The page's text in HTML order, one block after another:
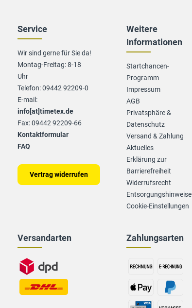
Service
Wir sind gerne für Sie da!
Montag-Freitag: 8-18
Uhr
Telefon: 09442 92209-0
E-mail:
info[at]timetex.de
Fax: 09442 92209-66
Kontaktformular
FAQ
Vertrag widerrufen
Weitere
Informationen
Startchancen-
Programm
Impressum
AGB
Privatsphäre &
Datenschutz
Versand & Zahlung
Aktuelles
Erklärung zur
Barrierefreiheit
Widerrufsrecht
Entsorgungshinweise
Cookie-Einstellungen
Zahlungsarten
Versandarten